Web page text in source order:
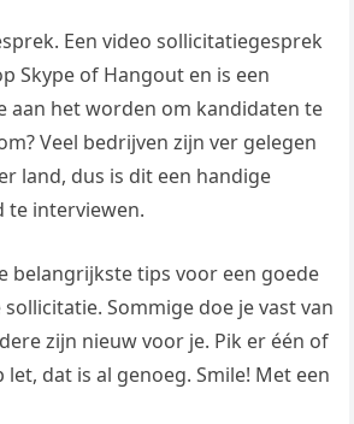
Een video sollicitatiegesprek
Skype of Hangout en is een
aan het worden om kandidaten te
Veel bedrijven zijn ver gelegen
land, dus is dit een handige
te interviewen.
belangrijkste tips voor een goede
Sommige doe je vast van
zijn nieuw voor je. Pik er één of
dat is al genoeg. Smile! Met een